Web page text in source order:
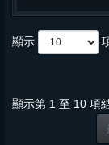
顯示
顯示第 1 至 10 項